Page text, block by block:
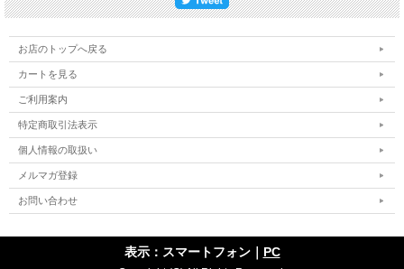
建物の柱のコーナー部分、H形鋼のエッジ、その他危険な凹凸箇所にも。
お店のトップへ戻る
カートを見る
ご利用案内
特定商取引法表示
個人情報の取扱い
メルマガ登録
お問い合わせ
表示：スマートフォン｜ PC